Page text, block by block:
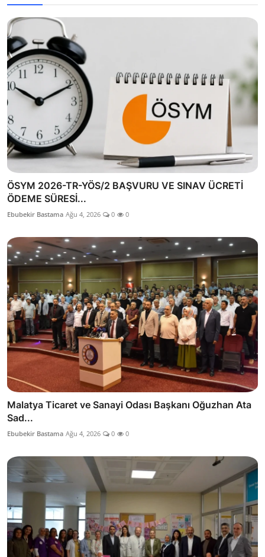
ÖSYM 2026-TR-YÖS/2 BAŞVURU VE SINAV ÜCRETİ
ÖDEME SÜRESİ...
Ebubekir Bastama Ağu 4, 2026 0 0
Malatya Ticaret ve Sanayi Odası Başkanı Oğuzhan Ata
Sad...
Ebubekir Bastama Ağu 4, 2026 0 0